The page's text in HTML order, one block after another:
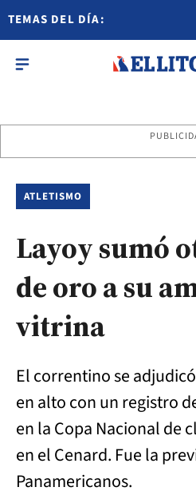
TEMAS DEL DÍA:
ATLETISMO
Layoy sumó
de oro a su
vitrina
El correntino se
en alto con un registro
en la Copa Nacional de
en el Cenard. Fue la
Panamericanos.